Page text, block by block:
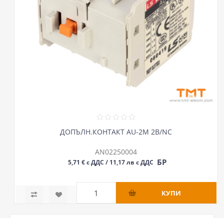
ДОПЪЛН.КОНТАКТ AU-2M 2B/NC
AN02250004
5,71 € с ДДС / 11,17 лв с ДДС БР